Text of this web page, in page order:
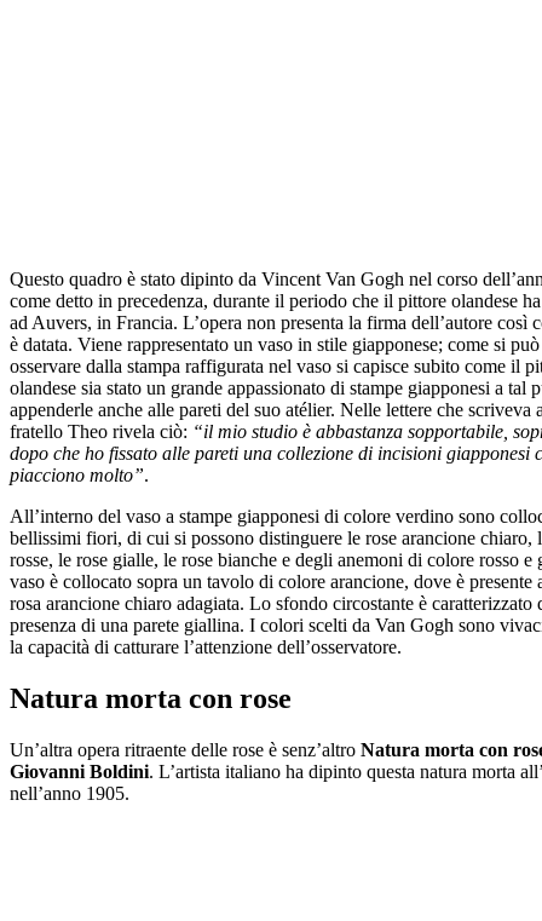
Questo quadro è stato dipinto da Vincent Van Gogh nel corso
come detto in precedenza, durante il periodo che il pittore olandese
ad Auvers, in Francia. L’opera non presenta la firma dell’autore così
è datata. Viene rappresentato un vaso in stile giapponese; come si può
osservare dalla stampa raffigurata nel vaso si capisce subito come il
olandese sia stato un grande appassionato di stampe giapponesi a tal
appenderle anche alle pareti del suo atélier. Nelle lettere che scriveva
fratello Theo rivela ciò: “il mio studio è abbastanza sopportabile,
dopo che ho fissato alle pareti una collezione di incisioni giapponesi
piacciono molto”.
All’interno del vaso a stampe giapponesi di colore verdino sono
bellissimi fiori, di cui si possono distinguere le rose arancione chiaro,
rosse, le rose gialle, le rose bianche e degli anemoni di colore rosso e
vaso è collocato sopra un tavolo di colore arancione, dove è presente
rosa arancione chiaro adagiata. Lo sfondo circostante è caratterizzato
presenza di una parete giallina. I colori scelti da Van Gogh sono
la capacità di catturare l’attenzione dell’osservatore.
Natura morta con rose
Un’altra opera ritraente delle rose è senz’altro Natura morta con
Giovanni Boldini. L’artista italiano ha dipinto questa natura morta
nell’anno 1905.